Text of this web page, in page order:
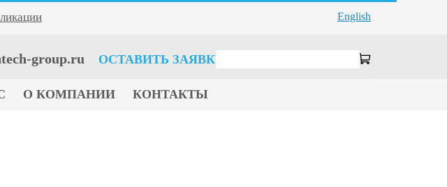
English
group.ru ОСТАВИТЬ ЗАЯВКУ
О КОМПАНИИ КОНТАКТЫ